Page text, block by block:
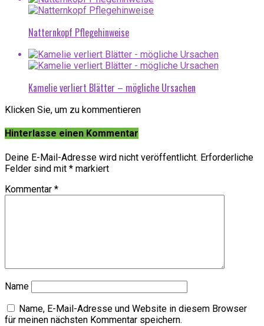
Natternkopf Pflegehinweise
Kamelie verliert Blätter – mögliche Ursachen
Klicken Sie, um zu kommentieren
Hinterlasse einen Kommentar
Deine E-Mail-Adresse wird nicht veröffentlicht. Erforderliche
Felder sind mit * markiert
Kommentar *
Name
Name, E-Mail-Adresse und Website in diesem Browser
für meinen nächsten Kommentar speichern.